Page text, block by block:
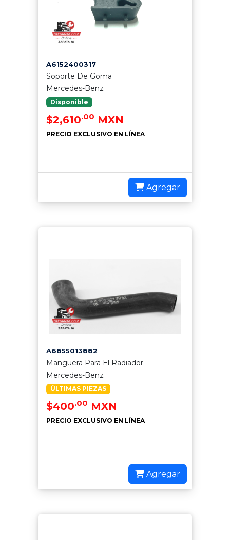
A6152400317
Soporte De Goma
Mercedes-Benz
Disponible
$2,610.00 MXN
PRECIO EXCLUSIVO EN LÍNEA
Agregar
A6855013882
Manguera Para El Radiador
Mercedes-Benz
ÚLTIMAS PIEZAS
$400.00 MXN
PRECIO EXCLUSIVO EN LÍNEA
Agregar